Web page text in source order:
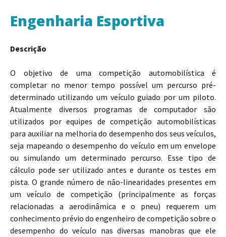
Engenharia Esportiva
Descrição
O objetivo de uma competição automobilística é
completar no menor tempo possível um percurso pré-
determinado utilizando um veículo guiado por um piloto.
Atualmente diversos programas de computador são
utilizados por equipes de competição automobilísticas
para auxiliar na melhoria do desempenho dos seus veículos,
seja mapeando o desempenho do veículo em um envelope
ou simulando um determinado percurso. Esse tipo de
cálculo pode ser utilizado antes e durante os testes em
pista. O grande número de não-linearidades presentes em
um veículo de competição (principalmente as forças
relacionadas a aerodinâmica e o pneu) requerem um
conhecimento prévio do engenheiro de competição sobre o
desempenho do veículo nas diversas manobras que ele